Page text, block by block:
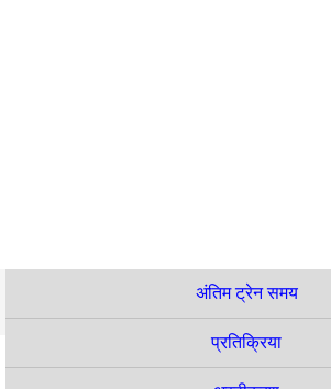
अंतिम ट्रेन समय
प्रतिक्रिया